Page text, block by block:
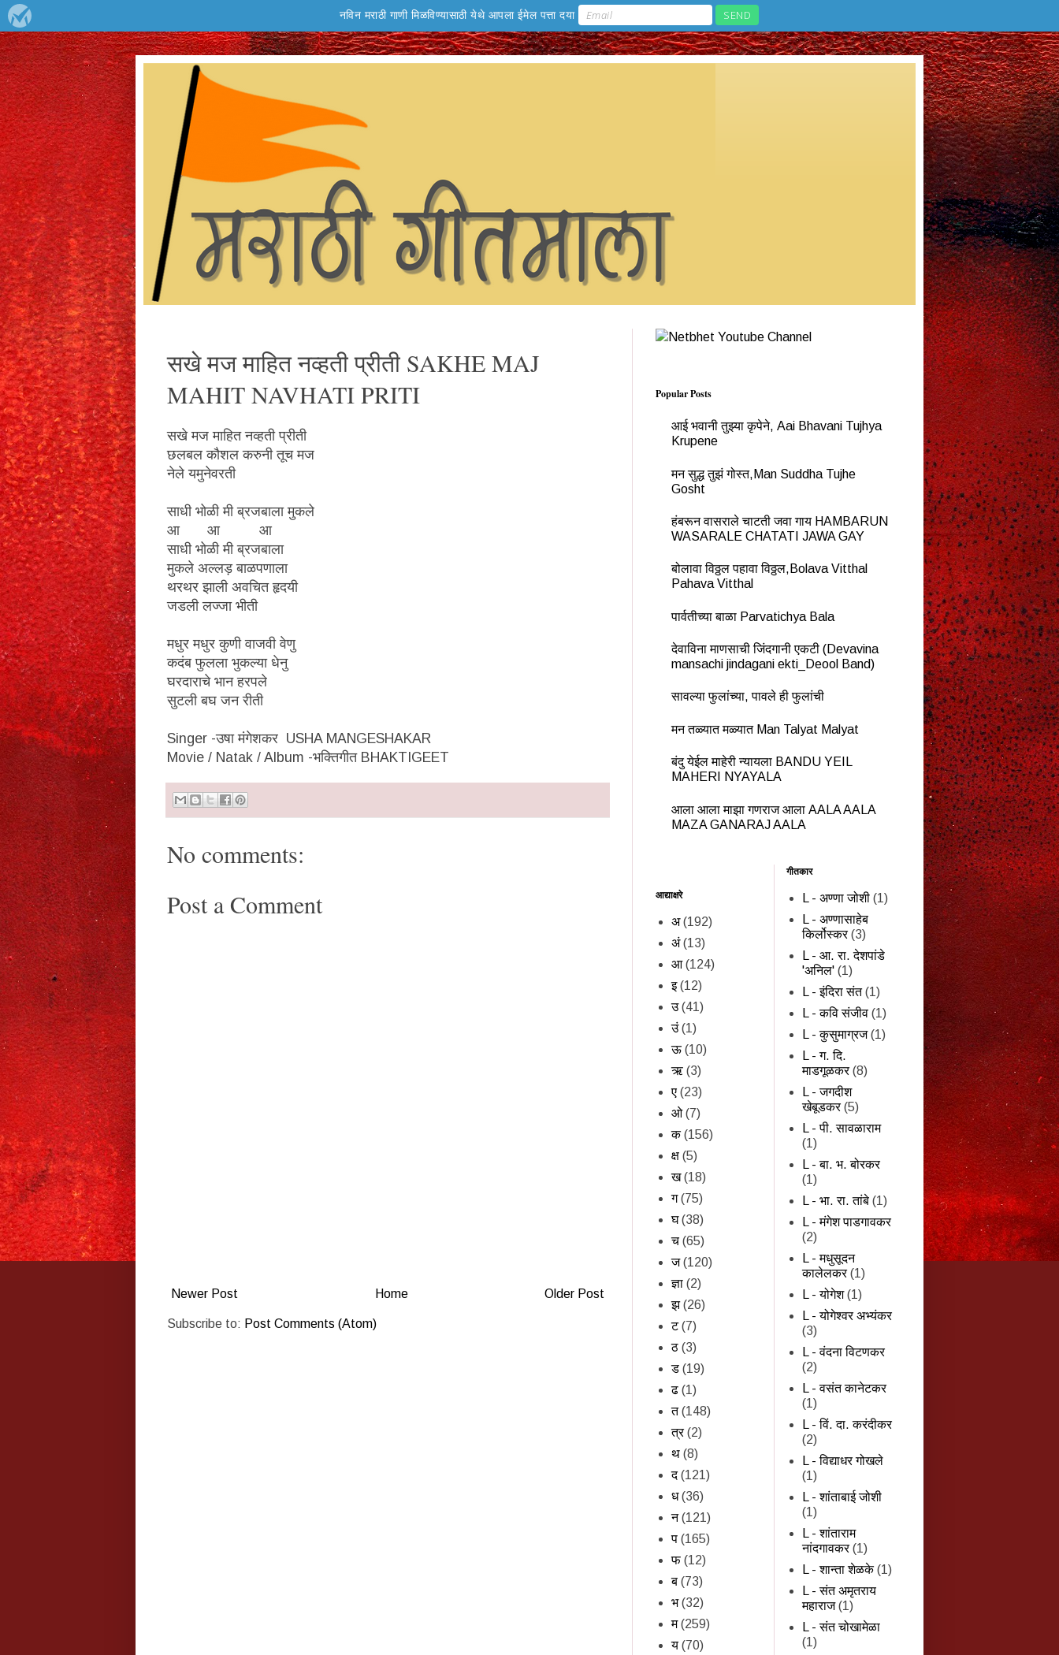
सखे मज माहित नव्हती प्रीती SAKHE MAJ
MAHIT NAVHATI PRITI
सखे मज माहित नव्हती प्रीती
छलबल कौशल करुनी तूच मज
नेले यमुनेवरती
साधी भोळी मी ब्रजबाला मुकले
आ आ आ
साधी भोळी मी ब्रजबाला
मुकले अल्लड़ बाळपणाला
थरथर झाली अवचित हृदयी
जडली लज्जा भीती
मधुर मधुर कुणी वाजवी वेणु
कदंब फुलला भुकल्या धेनु
घरदाराचे भान हरपले
सुटली बघ जन रीती
Singer -उषा मंगेशकर USHA MANGESHAKAR
Movie / Natak / Album -भक्तिगीत BHAKTIGEET
No comments:
Post a Comment
Newer Post Older Post
Home
Subscribe to: Post Comments (Atom)
Popular Posts
आई भवानी तुझ्या कृपेने, Aai Bhavani Tujhya
Krupene
मन सुद्ध तुझं गोस्त,Man Suddha Tujhe
Gosht
हंबरून वासराले चाटती जवा गाय HAMBARUN
WASARALE CHATATI JAWA GAY
बोलावा विठ्ठल पहावा विठ्ठल,Bolava Vitthal
Pahava Vitthal
पार्वतीच्या बाळा Parvatichya Bala
देवाविना माणसाची जिंदगानी एकटी (Devavina
mansachi jindagani ekti_Deool Band)
सावल्या फुलांच्या, पावले ही फुलांची
मन तळ्यात मळ्यात Man Talyat Malyat
बंदु येईल माहेरी न्यायला BANDU YEIL
MAHERI NYAYALA
आला आला माझा गणराज आला AALA AALA
MAZA GANARAJ AALA
आद्याक्षरे
अ (192)
अं (13)
आ (124)
इ (12)
उ (41)
उं (1)
ऊ (10)
ऋ (3)
ए (23)
ओ (7)
क (156)
क्ष (5)
ख (18)
ग (75)
घ (38)
च (65)
ज (120)
ज्ञा (2)
झ (26)
ट (7)
ठ (3)
ड (19)
ढ (1)
त (148)
त्र (2)
थ (8)
द (121)
ध (36)
न (121)
प (165)
फ (12)
ब (73)
भ (32)
म (259)
य (70)
गीतकार
L - अण्णा जोशी (1)
L - अण्णासाहेब
किर्लोस्कर (3)
L - आ. रा. देशपांडे
'अनिल' (1)
L - इंदिरा संत (1)
L - कवि संजीव (1)
L - कुसुमाग्रज (1)
L - ग. दि.
माडगूळकर (8)
L - जगदीश
खेबूडकर (5)
L - पी. सावळाराम
(1)
L - बा. भ. बोरकर
(1)
L - भा. रा. तांबे (1)
L - मंगेश पाडगावकर
(2)
L - मधुसूदन
कालेलकर (1)
L - योगेश (1)
L - योगेश्वर अभ्यंकर
(3)
L - वंदना विटणकर
(2)
L - वसंत कानेटकर
(1)
L - विं. दा. करंदीकर
(2)
L - विद्याधर गोखले
(1)
L - शांताबाई जोशी
(1)
L - शांताराम
नांदगावकर (1)
L - शान्‍ता शेळके (1)
L - संत अमृतराय
महाराज (1)
L - संत चोखामेळा
(1)